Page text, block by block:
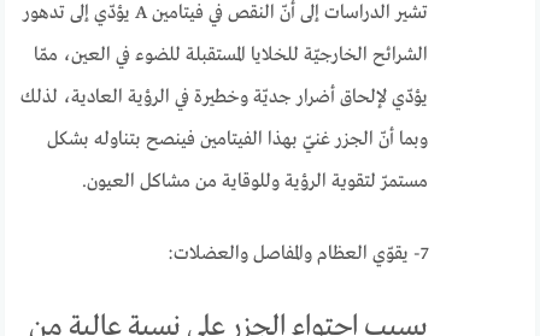
تشير الدراسات إلى أنّ النقص في فيتامين A يؤدّي إلى تدهور
الشرائح الخارجيّة للخلايا المستقبلة للضوء في العين، ممّا
يؤدّي لإلحاق أضرار جديّة وخطيرة في الرؤية العادية، لذلك
وبما أنّ الجزر غنيّ بهذا الفيتامين فينصح بتناوله بشكل
مستمرّ لتقوية الرؤية وللوقاية من مشاكل العيون.
7- يقوّي العظام والمفاصل والعضلات:
بسبب احتواء الجزر على نسبة عالية من